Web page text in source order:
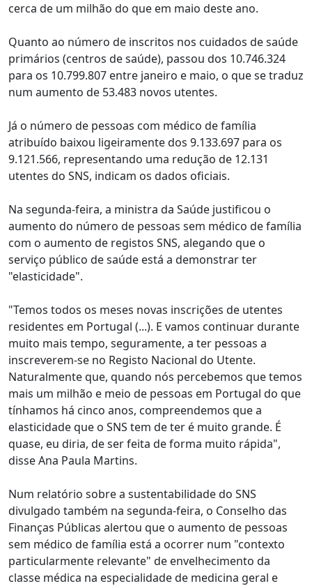
cerca de um milhão do que em maio deste ano.
Quanto ao número de inscritos nos cuidados de saúde
primários (centros de saúde), passou dos 10.746.324
para os 10.799.807 entre janeiro e maio, o que se traduz
num aumento de 53.483 novos utentes.
Já o número de pessoas com médico de família
atribuído baixou ligeiramente dos 9.133.697 para os
9.121.566, representando uma redução de 12.131
utentes do SNS, indicam os dados oficiais.
Na segunda-feira, a ministra da Saúde justificou o
aumento do número de pessoas sem médico de família
com o aumento de registos SNS, alegando que o
serviço público de saúde está a demonstrar ter
"elasticidade".
"Temos todos os meses novas inscrições de utentes
residentes em Portugal (...). E vamos continuar durante
muito mais tempo, seguramente, a ter pessoas a
inscreverem-se no Registo Nacional do Utente.
Naturalmente que, quando nós percebemos que temos
mais um milhão e meio de pessoas em Portugal do que
tínhamos há cinco anos, compreendemos que a
elasticidade que o SNS tem de ter é muito grande. É
quase, eu diria, de ser feita de forma muito rápida",
disse Ana Paula Martins.
Num relatório sobre a sustentabilidade do SNS
divulgado também na segunda-feira, o Conselho das
Finanças Públicas alertou que o aumento de pessoas
sem médico de família está a ocorrer num "contexto
particularmente relevante" de envelhecimento da
classe médica na especialidade de medicina geral e